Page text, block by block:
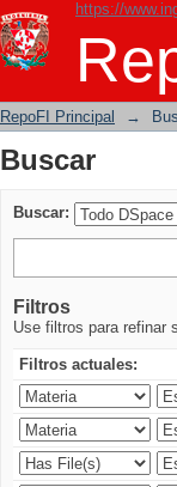
https://
Buscar
RepoFI Principal →
Buscar
Buscar:
Filtros
Use filtros para refinar
Filtros actuales: